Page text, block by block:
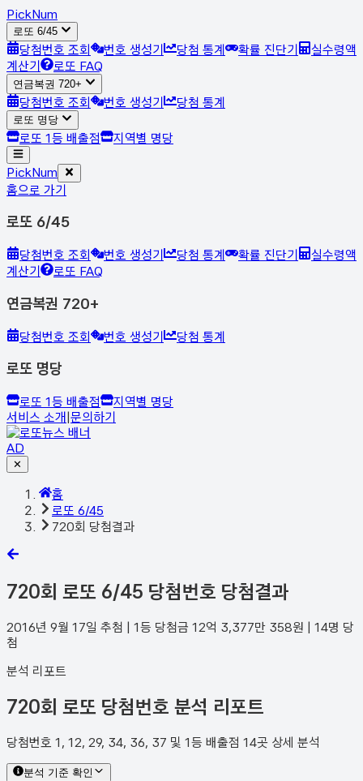
PickNum
로또 6/45
당첨번호 조회 번호 생성기 당첨 통계 확률 진단기
실수령액
계산기
로또 FAQ
연금복권 720+
당첨번호 조회 번호 생성기 당첨 통계
로또 명당
로또 1등 배출점 지역별 명당
PickNum
홈으로 가기
로또 6/45
당첨번호 조회 번호 생성기 당첨 통계 확률 진단기
실수령액
계산기
로또 FAQ
연금복권 720+
당첨번호 조회 번호 생성기 당첨 통계
로또 명당
로또 1등 배출점
지역별 명당
서비스 소개|문의하기
AD
✕
홈
로또 6/45
720회 당첨결과
720회 로또 6/45 당첨번호 당첨결과
2016년 9월 17일 추첨 | 1등 당첨금 12억 3,377만 358원 | 14명 당
첨
분석 리포트
720회 로또 당첨번호 분석 리포트
당첨번호 1, 12, 29, 34, 36, 37 및 1등 배출점 14곳 상세 분석
분석 기준 확인